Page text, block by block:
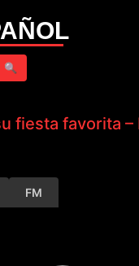
🔍
fiesta favorita –
FM